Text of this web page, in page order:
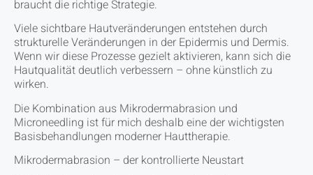
braucht die richtige Strategie.
Viele sichtbare Hautveränderungen entstehen durch
strukturelle Veränderungen in der Epidermis und Dermis.
Wenn wir diese Prozesse gezielt aktivieren, kann sich die
Hautqualität deutlich verbessern – ohne künstlich zu
wirken.
Die Kombination aus Mikrodermabrasion und
Microneedling ist für mich deshalb eine der wichtigsten
Basisbehandlungen moderner Hauttherapie.
Mikrodermabrasion – der kontrollierte Neustart